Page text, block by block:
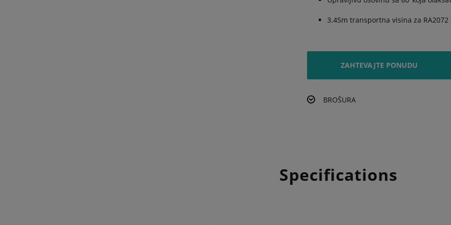
3.45m transportna visina za RA2072
ZAHTEVAJTE PONUDU
BROŠURA
Specifications